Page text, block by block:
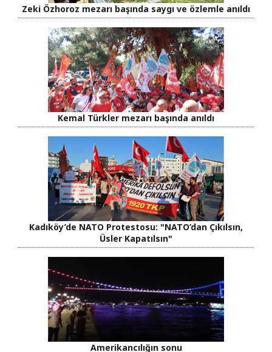
Zeki Özhoroz mezarı başında saygı ve özlemle anıldı
Kemal Türkler mezarı başında anıldı
Kadıköy’de NATO Protestosu: "NATO’dan Çıkılsın,
Üsler Kapatılsın"
Amerikancılığın sonu